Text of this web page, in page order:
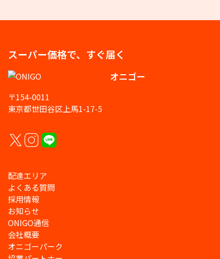
スーパー価格で、すぐ届く
オニゴー
〒154-0011
東京都世田谷区上馬1-17-5
配達エリア
よくある質問
採用情報
お知らせ
ONIGO通信
会社概要
オニゴーパーク